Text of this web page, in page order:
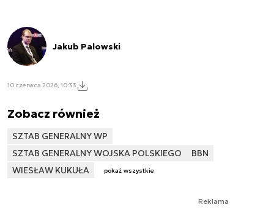
Jakub Palowski
10 czerwca 2026, 10:33
Zobacz również
SZTAB GENERALNY WP
SZTAB GENERALNY WOJSKA POLSKIEGO
BBN
WIESŁAW KUKUŁA
pokaż wszystkie
Reklama